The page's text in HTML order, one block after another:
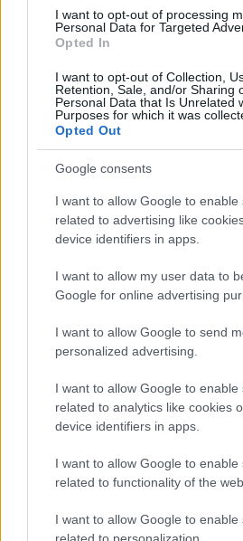
I want to opt-out of processing
Personal Data for Targeted
Opted In
I want to opt-out of Collection,
Retention, Sale, and/or Sharing
Personal Data that Is Unrelated
Purposes for which it was
Opted Out
Google consents
I want to allow Google to enable
related to advertising like
device identifiers in apps.
I want to allow my user data to
Google for online advertising
I want to allow Google to send
personalized advertising.
I want to allow Google to enable
related to analytics like cookies
device identifiers in apps.
I want to allow Google to enable
related to functionality of the
I want to allow Google to enable
related to personalization.
nyári szünetig szeretné
idei évben. Az irány világos,
olyan technikai csomag,
gyártói stratégiákhoz igazodik.
EZEKET IS AJÁNLJUK
FORMA-1
Óriási
Holland
FORMA-1
Ferrari Lewis
FORMA-1
Rendkívül